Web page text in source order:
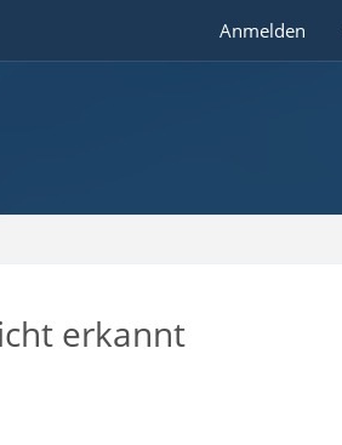
Anmelden
erkannt